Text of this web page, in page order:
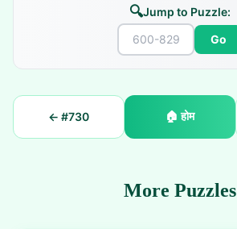
🔍Jump to Puzzle:
Go
← #730 🏠होम
More Puzzles